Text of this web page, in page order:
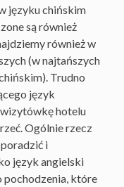
języku chińskim
są również
również w
(w najtańszych
Trudno
język
hotelu
Ogólnie rzecz
i
język angielski
pochodzenia, które